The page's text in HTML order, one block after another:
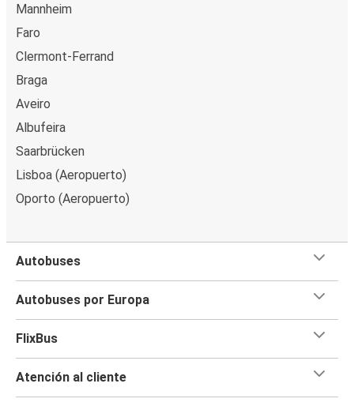
Oporto
Oporto
Guarda
Portalegre
Amarante
Oporto
Oporto
La Coruña
Mannheim
Faro
Clermont-Ferrand
Braga
Aveiro
Albufeira
Saarbrücken
Lisboa (Aeropuerto)
Oporto (Aeropuerto)
Autobuses
Autobuses por Europa
FlixBus
Atención al cliente